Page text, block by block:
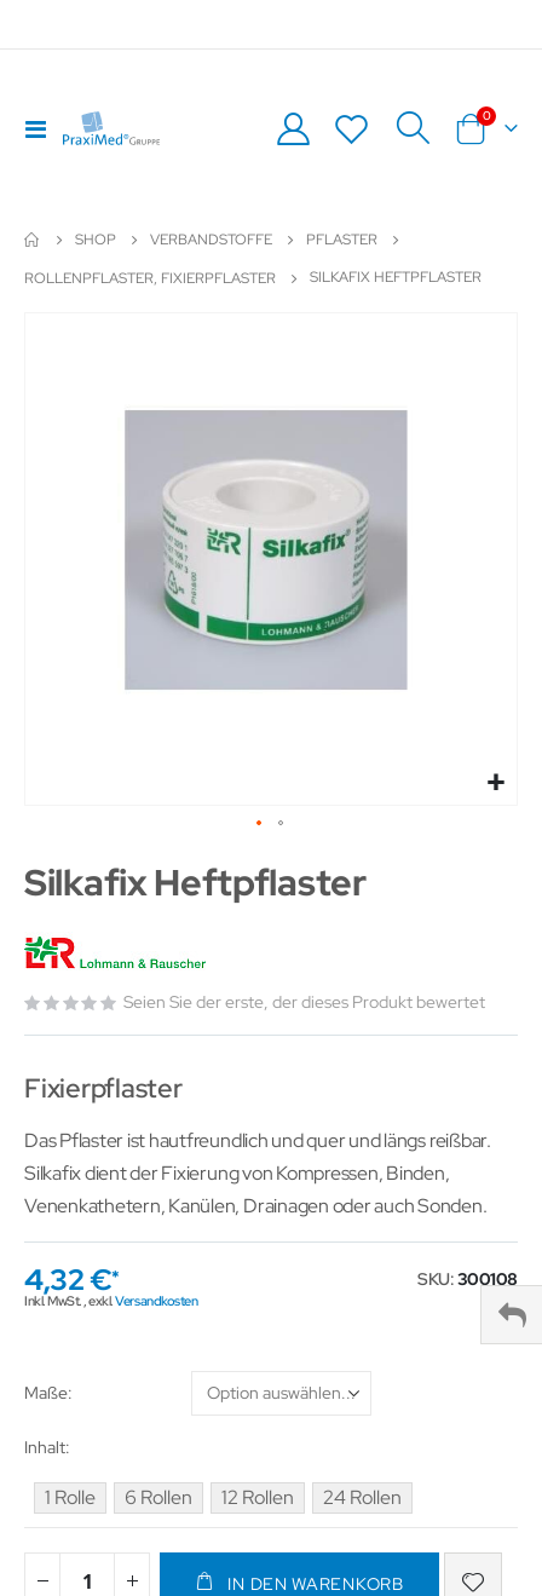
Navigation
umschalten
Warenkorb
0Artikel
SHOP VERBANDSTOFFE
PFLASTER
ROLLENPFLASTER, FIXIERPFLASTER
SILKAFIX HEFTPFLASTER
Silkafix Heftpflaster
Seien Sie der erste, der dieses Produkt bewertet
Fixierpflaster
Das Pflaster ist hautfreundlich und quer und längs reißbar.
Silkafix dient der Fixierung von Kompressen, Binden,
Venenkathetern, Kanülen, Drainagen oder auch Sonden.
4,32 €
Inkl. MwSt.,exkl.Versandkosten
SKU 300108
Maße
Inhalt
1 Rolle 6 Rollen 12 Rollen 24 Rollen
IN DEN WARENKORB